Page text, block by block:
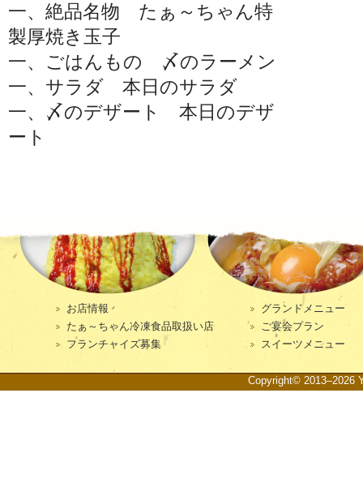
一、絶品名物 たぁ～ちゃん特
製厚焼き玉子
一、ごはんもの 〆のラーメン
一、サラダ 本日のサラダ
一、〆のデザート 本日のデザ
ート
お店情報
たぁ～ちゃん冷凍食品取扱い店
フランチャイズ募集
グランドメニュー
ご宴会プラン
スイーツメニュー
Copyright© 2013–2026